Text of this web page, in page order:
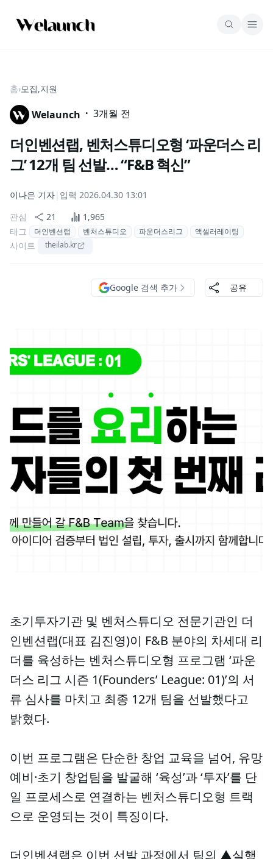
홈›모집,지원
Welaunch · 3개월 전
더인벤션랩, 벤처스튜디오형 ‘파운더스 리
그’ 12개 팀 선발… “F&B 혁신”
이나은 기자| 입력 2026.04.30 13:01
관심
21
1,965
태그
더인벤션랩 벤처스튜디오 파운더스리그 액셀러레이팅
사이트 theilab.kr
Google 검색 추가 공유
초기투자기관 및 벤처스튜디오 전문기관인 더
인벤션랩(대표 김진영)이 F&B 분야의 차세대 리
더를 육성하는 벤처스튜디오형 프로그램 ‘파운
더스 리그 시즌 1(Founders’ League: 01)’의 서
류 심사를 마치고 최종 12개 팀을 선발했다고
밝혔다.
이번 프로그램은 단순한 창업 교육을 넘어, 유망
예비·초기 창업팀을 발굴해 ‘육성’과 ‘투자’를 단
일 프로세스로 연결하는 벤처스튜디오형 트랙
으로 운영되는 것이 특징이다.
더인벤션랩은 이번 선발 과정에서 팀의 ▲실행